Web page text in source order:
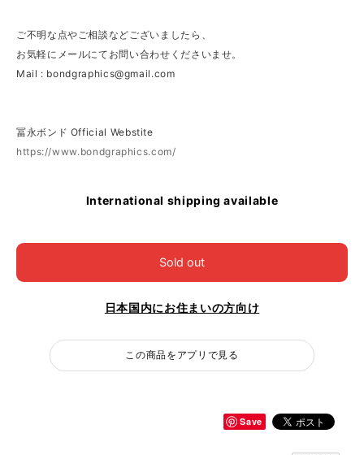
ご不明な点やご相談などございましたら、
お気軽にメールにてお問い合わせくださいませ。
Mail : bondgraphics@gmail.com
冨永ボンド Official Webstite
https://www.bondgraphics.com/
International shipping available
Sold out
日本国内にお住まいの方向け
この商品をアプリで見る
Save